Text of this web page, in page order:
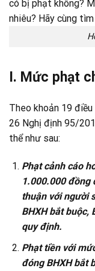
I. Mức phạt
Theo khoản 19
26 Nghị định 95/
thể như sau:
Phạt cảnh cáo
1.000.000 đồng
thuận với người
BHXH bắt buộc,
quy định.
Phạt tiền với
đóng BHXH bắt